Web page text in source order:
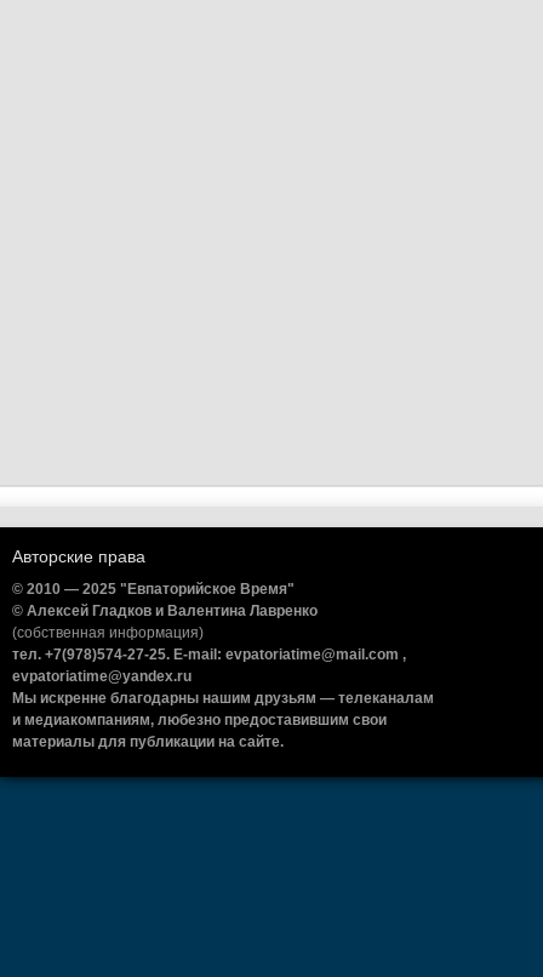
Авторские права
© 2010 — 2025 "Евпаторийское Время"
© Алексей Гладков и Валентина Лавренко
(собственная информация)
тел. +7(978)574-27-25. E-mail: evpatoriatime@mail.com ,
evpatoriatime@yandex.ru
Мы искренне благодарны нашим друзьям — телеканалам
и медиакомпаниям, любезно предоставившим свои
материалы для публикации на сайте.